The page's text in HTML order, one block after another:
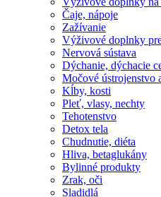
Čaje, nápoje
Zažívanie
Výživové doplnky
Nervová sústava
Dýchanie, dýchacie
Močové ústrojenstvo
Kĺby, kosti
Pleť, vlasy, nechty
Tehotenstvo
Detox tela
Chudnutie, diéta
Hliva, betaglukány
Bylinné produkty
Zrak, oči
Sladidlá